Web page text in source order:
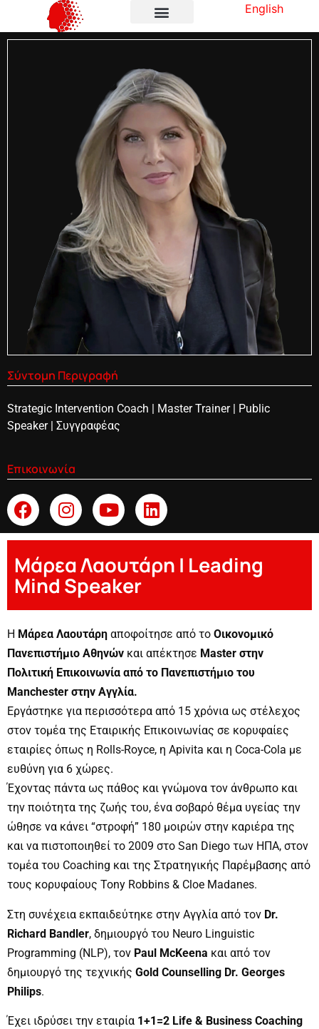
English
Μάρεα Λαουτάρη | Leading
Mind Speaker
Η Μάρεα Λαουτάρη αποφοίτησε από το Οικονομικό
Πανεπιστήμιο Αθηνών και απέκτησε Μaster στην
Πολιτική Επικοινωνία από το Πανεπιστήμιο του
Manchester στην Αγγλία.
Εργάστηκε για περισσότερα από 15 χρόνια ως στέλεχος
στον τομέα της Εταιρικής Επικοινωνίας σε κορυφαίες
εταιρίες όπως η Rolls-Royce, η Apivita και η Coca-Cola με
ευθύνη για 6 χώρες.
Έχοντας πάντα ως πάθος και γνώμονα τον άνθρωπο και
την ποιότητα της ζωής του, ένα σοβαρό θέμα υγείας την
ώθησε να κάνει “στροφή” 180 μοιρών στην καριέρα της
και να πιστοποιηθεί το 2009 στο San Diego των ΗΠΑ, στον
τομέα του Coaching και της Στρατηγικής Παρέμβασης από
τους κορυφαίους Tony Robbins & Cloe Madanes.
Στη συνέχεια εκπαιδεύτηκε στην Αγγλία από τον Dr.
Richard Bandler, δημιουργό του Neuro Linguistic
Programming (NLP), τον Paul McKeena και από τον
δημιουργό της τεχνικής Gold Counselling Dr. Georges
Philips.
Έχει ιδρύσει την εταιρία 1+1=2 Life & Business Coaching
Σύντομη Περιγραφή
Strategic Intervention Coach | Master Trainer | Public
Speaker | Συγγραφέας
Επικοινωνία